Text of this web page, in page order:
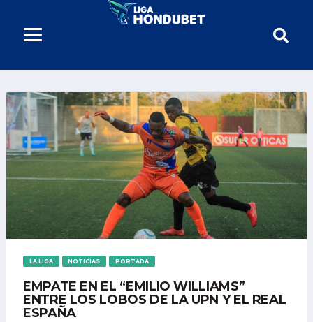
LA LIGA NOTICIAS PORTADA
EMPATE EN EL “EMILIO WILLIAMS”
ENTRE LOS LOBOS DE LA UPN Y EL REAL
ESPAÑA